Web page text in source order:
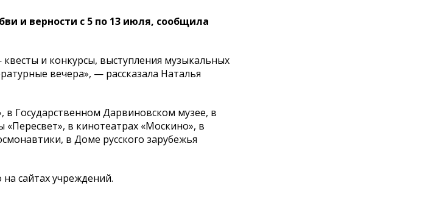
и верности с 5 по 13 июля, сообщила
и конкурсы, выступления музыкальных
вечера», — рассказала Наталья
Государственном Дарвиновском музее, в
в кинотеатрах «Москино», в
в Доме русского зарубежья
сайтах учреждений.